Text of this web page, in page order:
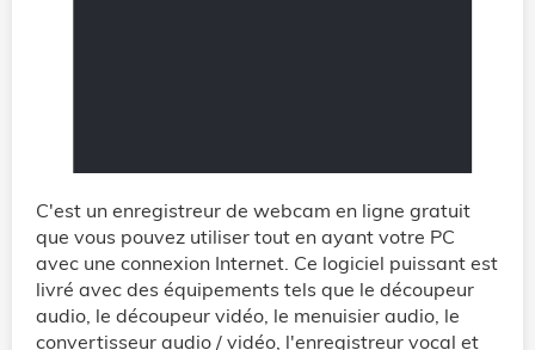
C'est un enregistreur de webcam en ligne gratuit
que vous pouvez utiliser tout en ayant votre PC
avec une connexion Internet. Ce logiciel puissant est
livré avec des équipements tels que le découpeur
audio, le découpeur vidéo, le menuisier audio, le
convertisseur audio / vidéo, l'enregistreur vocal et